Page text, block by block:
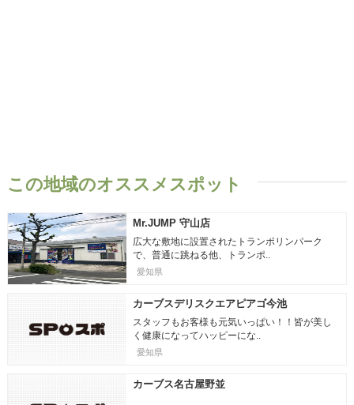
この地域のオススメスポット
Mr.JUMP 守山店
広大な敷地に設置されたトランポリンパーク
で、普通に跳ねる他、トランポ..
愛知県
カーブスデリスクエアピアゴ今池
スタッフもお客様も元気いっぱい！！皆が美し
く健康になってハッピーにな..
愛知県
カーブス名古屋野並